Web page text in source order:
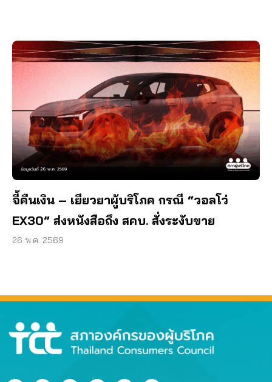
จี้คืนเงิน – เยียวยาผู้บริโภค กรณี “วอลโว่
EX30” ส่งหนังสือถึง สคบ. สั่งระงับขาย
26 พ.ค. 2569